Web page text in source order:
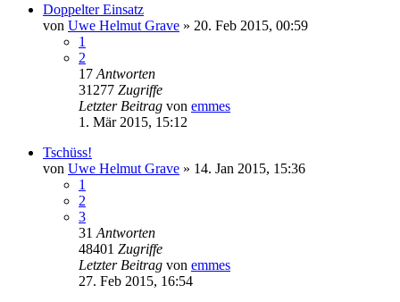
Doppelter Einsatz
von Uwe Helmut Grave » 20. Feb 2015, 00:59
1
2
17 Antworten
31277 Zugriffe
Letzter Beitrag von emmes
1. Mär 2015, 15:12
Tschüss!
von Uwe Helmut Grave » 14. Jan 2015, 15:36
1
2
3
31 Antworten
48401 Zugriffe
Letzter Beitrag von emmes
27. Feb 2015, 16:54